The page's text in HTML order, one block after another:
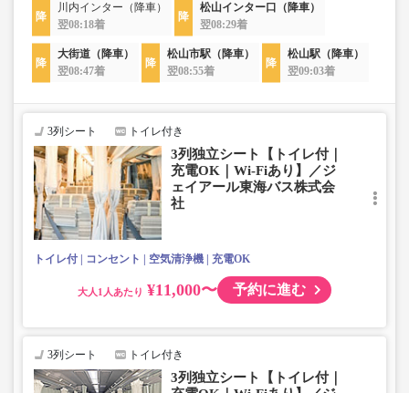
川内インター（降車）
翌08:18着
松山インター口（降車）
翌08:29着
大街道（降車）
翌08:47着
松山市駅（降車）
翌08:55着
松山駅（降車）
翌09:03着
3列シート トイレ付き
3列独立シート【トイレ付｜
充電OK｜Wi-Fiあり】／ジ
ェイアール東海バス株式会
社
トイレ付 コンセント 空気清浄機 充電OK
大人 ¥11,000〜 予約に進む
3列シート トイレ付き
3列独立シート【トイレ付｜